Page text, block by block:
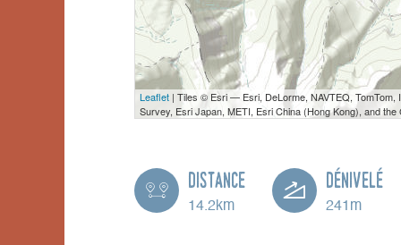
Leaflet | Tiles © Esri — Esri, DeLorme, NAVTEQ,
Survey, Esri Japan, METI, Esri China (Hong Kong), and the
Distance
14.2km
Dénivelé
241m